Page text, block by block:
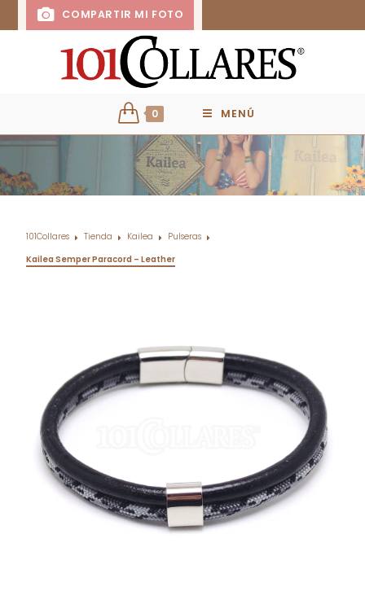
COMPARTIR MI FOTO
0 MENÚ
101Collares Tienda Kailea
Pulseras
Kailea Semper Paracord – Leather